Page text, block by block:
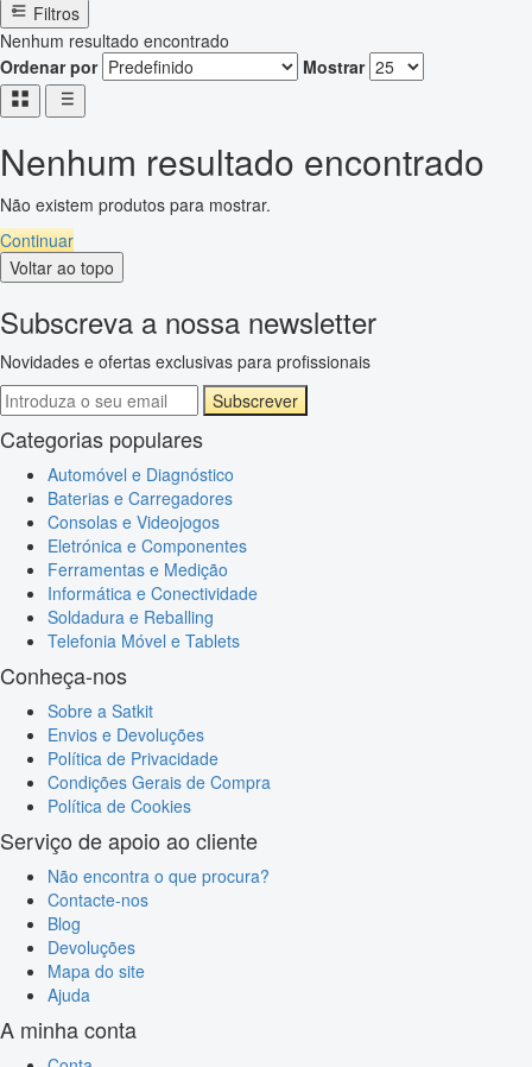
Filtros
Nenhum resultado encontrado
Ordenar por
Mostrar
Nenhum resultado encontrado
Não existem produtos para mostrar.
Continuar
Voltar ao topo
Subscreva a nossa newsletter
Novidades e ofertas exclusivas para profissionais
Subscrever
Categorias populares
Automóvel e Diagnóstico
Baterias e Carregadores
Consolas e Videojogos
Eletrónica e Componentes
Ferramentas e Medição
Informática e Conectividade
Soldadura e Reballing
Telefonia Móvel e Tablets
Conheça-nos
Sobre a Satkit
Envios e Devoluções
Política de Privacidade
Condições Gerais de Compra
Política de Cookies
Serviço de apoio ao cliente
Não encontra o que procura?
Contacte-nos
Blog
Devoluções
Mapa do site
Ajuda
A minha conta